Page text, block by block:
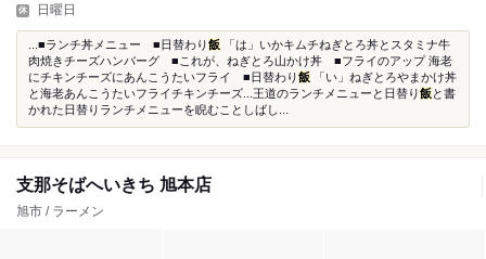
日曜日
...■ランチ丼メニュー ■日替わり飯 「は」いかキムチねぎとろ丼とスタミナ牛
肉焼きチーズハンバーグ ■これが、ねぎとろ山かけ丼 ■フライのアップ 海老
にチキンチーズにあんこうたいフライ ■日替わり飯 「い」ねぎとろやまかけ丼
と海老あんこうたいフライチキンチーズ...王道のランチメニューと日替り飯 と書
かれた日替りランチメニューを睨むことしばし...
支那そばへいきち 旭本店
旭市 / ラーメン